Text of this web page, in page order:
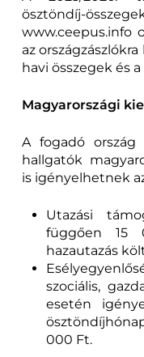
ösztöndíj-
www.ceepus.info
az
havi összegek és
Magyarországi
A fogadó
hallgatók
is igényelhetnek
Utazási
függően
hazautazás
szociális,
esetén
000 Ft.